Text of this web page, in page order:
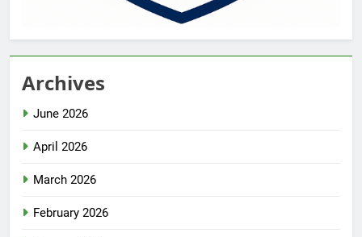
Archives
June 2026
April 2026
March 2026
February 2026